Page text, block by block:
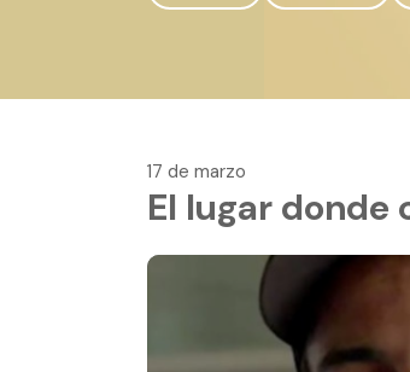
17 de marzo
El lugar donde